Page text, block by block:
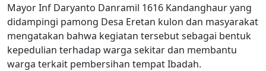
Mayor Inf Daryanto Danramil 1616 Kandanghaur yang
didampingi pamong Desa Eretan kulon dan masyarakat
mengatakan bahwa kegiatan tersebut sebagai bentuk
kepedulian terhadap warga sekitar dan membantu
warga terkait pembersihan tempat Ibadah.